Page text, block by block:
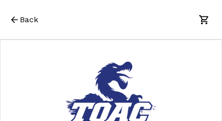
Back